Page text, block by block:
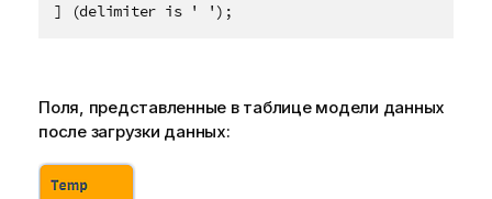
] (delimiter is ' ');
Поля, представленные в таблице модели данных
после загрузки данных: